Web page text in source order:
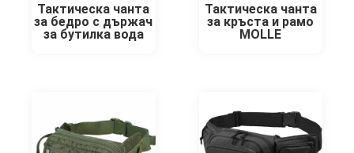
Тактическа чанта
за бедро с държач
за бутилка вода
Тактическа чанта
за кръста и рамо
MOLLE